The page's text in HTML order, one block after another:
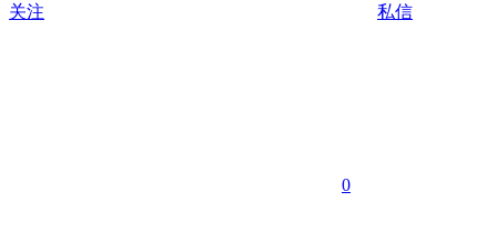
关注 私信
0